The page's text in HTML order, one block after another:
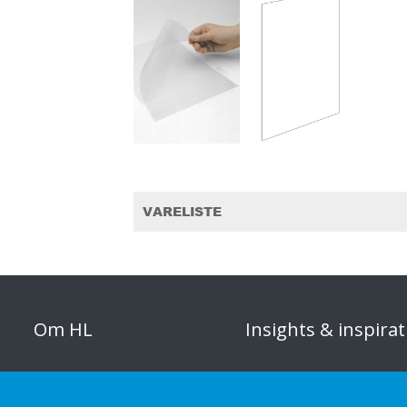
VARELISTE
Om HL
Organisation
Insights &